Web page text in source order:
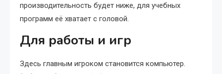
производительность будет ниже, для учебных
программ её хватает с головой.
Для работы и игр
Здесь главным игроком становится компьютер.